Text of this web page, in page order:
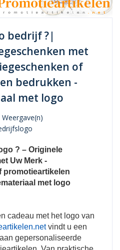
bedrijf ?|
met
of
bedrukken -
met logo
Weergave(n)
? – Originele
Uw Merk -
promotieartikelen
met logo
cadeau met het logo van
vindt u een
gepersonaliseerde